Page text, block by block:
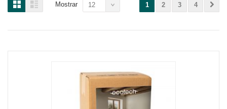
Mostrar 12 1 2 3 4